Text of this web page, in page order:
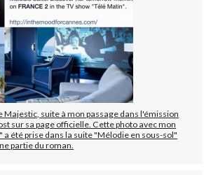
Majestic, suite à mon passage dans l'émission
sur sa page officielle. Cette photo avec mon
été prise dans la suite "Mélodie en sous-sol"
partie du roman.